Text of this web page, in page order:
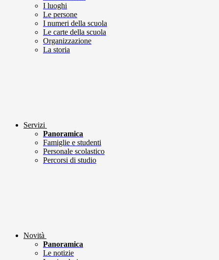
I luoghi
Le persone
I numeri della scuola
Le carte della scuola
Organizzazione
La storia
Servizi
Panoramica
Famiglie e studenti
Personale scolastico
Percorsi di studio
Novità
Panoramica
Le notizie